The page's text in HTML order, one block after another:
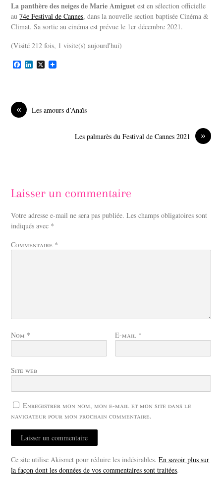
La panthère des neiges de Marie Amiguet est en sélection officielle
au74e Festival de Cannes, dans la nouvelle section baptisée Cinéma &
Climat. Sa sortie au cinéma est prévue le 1er décembre 2021.
(Visité 212 fois, 1 visite(s) aujourd'hui)
F
o
o
k
L
I
X
« Les amours d’Anaïs
»
Les palmarès du Festival de Cannes 2021
Laisser un commentaire
Votre adresse e-mail ne sera pas publiée. Les champs obligatoires sont
indiqués avec *
Commentaire *
Nom * E-mail *
Site web
Enregistrer mon nom, mon e-mail et mon site dans le
navigateur pour mon prochain commentaire.
Ce site utilise Akismet pour réduire les indésirables.En savoir plus sur
la façon dont les données de vos commentaires sont traitées.